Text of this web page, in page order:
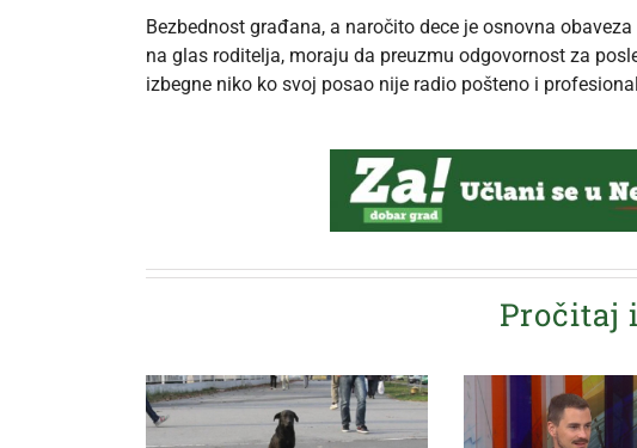
Bezbednost građana, a naročito dece je osnovna
na glas roditelja, moraju da preuzmu odgovornost za
izbegne niko ko svoj posao nije radio pošteno i
Pročitaj